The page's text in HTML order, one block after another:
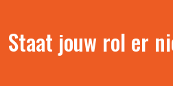
Staat jouw rol er